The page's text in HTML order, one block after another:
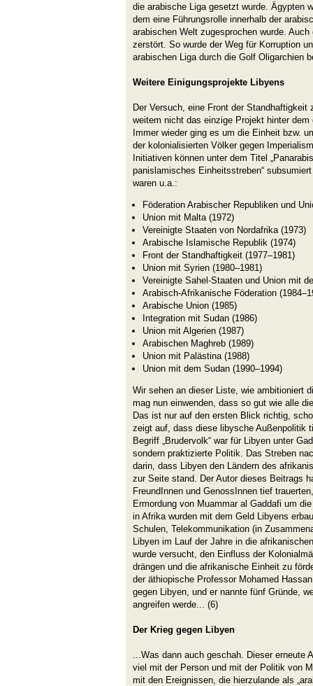
die arabische Liga gesetzt wurde. Ägypten
dem eine Führungsrolle innerhalb der
arabischen Welt zugesprochen wurde.
zerstört. So wurde der Weg für Korruption
arabischen Liga durch die Golf Oligarchien
Weitere Einigungsprojekte Libyens
Der Versuch, eine Front der Standhaftigkeit
weitem nicht das einzige Projekt hinter
Immer wieder ging es um die Einheit bzw.
der kolonialisierten Völker gegen
Initiativen können unter dem Titel
panislamisches Einheitsstreben“
waren u.a.:
Föderation Arabischer Republiken und
Union mit Malta (1972)
Vereinigte Staaten von Nordafrika (1973)
Arabische Islamische Republik (1974)
Front der Standhaftigkeit (1977–1981)
Union mit Syrien (1980–1981)
Vereinigte Sahel-Staaten und Union mit
Arabisch-Afrikanische Föderation
Arabische Union (1985)
Integration mit Sudan (1986)
Union mit Algerien (1987)
Arabischen Maghreb (1989)
Union mit Palästina (1988)
Union mit dem Sudan (1990–1994)
Wir sehen an dieser Liste, wie ambitioniert
mag nun einwenden, dass so gut wie alle
Das ist nur auf den ersten Blick richtig,
zeigt auf, dass diese libysche Außenpolitik
Begriff „Brudervolk“ war für Libyen unter
sondern praktizierte Politik. Das Streben
darin, dass Libyen den Ländern des
zur Seite stand. Der Autor dieses Beitrags
FreundInnen und GenossInnen tief
Ermordung von Muammar al Gaddafi um
in Afrika wurden mit dem Geld Libyens
Schulen, Telekommunikation (in
Libyen im Lauf der Jahre in die
wurde versucht, den Einfluss der
drängen und die afrikanische Einheit zu
der äthiopische Professor Mohamed
gegen Libyen, und er nannte fünf Gründe,
angreifen werde... (6)
Der Krieg gegen Libyen
...Was dann auch geschah. Dieser erneute
viel mit der Person und mit der Politik von
mit den Ereignissen, die hierzulande als